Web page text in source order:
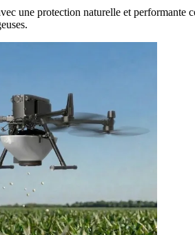
une protection naturelle et